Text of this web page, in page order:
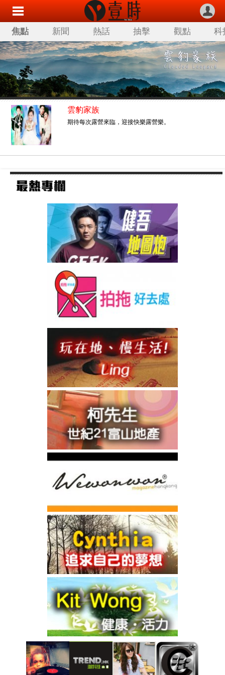
焦點 新聞 熱話 抽擊 觀點 科
雲豹家族
期待每次露營來臨，迎接快樂露營樂。